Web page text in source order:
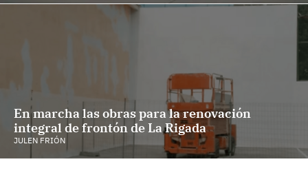
En marcha las obras para la renovación
integral de frontón de La Rigada
JULEN FRIÓN